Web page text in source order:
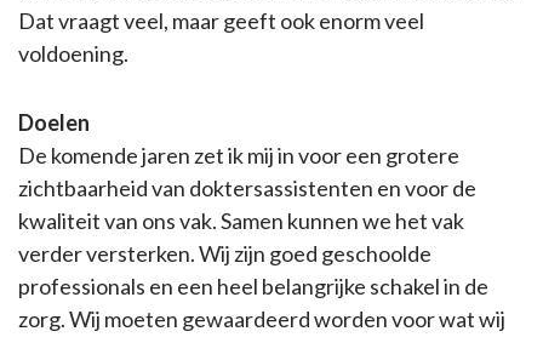
Dat vraagt veel, maar geeft ook enorm veel
voldoening.
Doelen
De komende jaren zet ik mij in voor een grotere
zichtbaarheid van doktersassistenten en voor de
kwaliteit van ons vak. Samen kunnen we het vak
verder versterken. Wij zijn goed geschoolde
professionals en een heel belangrijke schakel in de
zorg. Wij moeten gewaardeerd worden voor wat wij